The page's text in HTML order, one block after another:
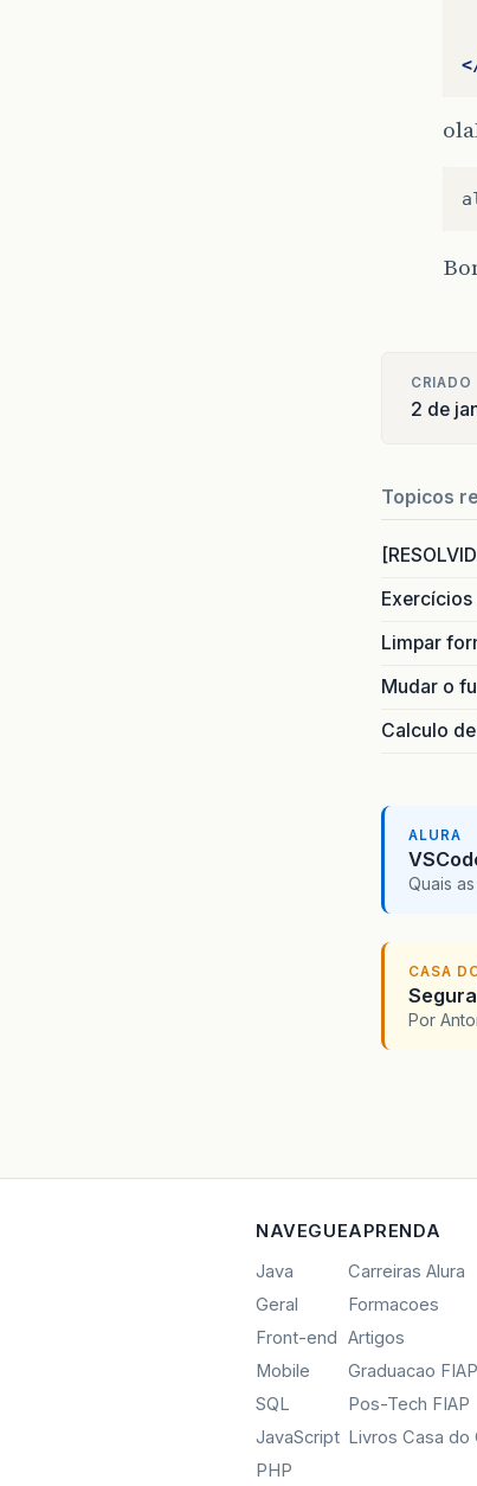
CRIADO
2 de
Topicos
Limpar
Mudar o
Calculo
ALURA
Quais
CASA
Por
NAVEGUE
Java
Geral
Front-end
Mobile
SQL
JavaScript
PHP
APRENDA
Carreiras Alura
Formacoes
Artigos
Graduacao FIAP
Pos-Tech FIAP
Livros Casa do